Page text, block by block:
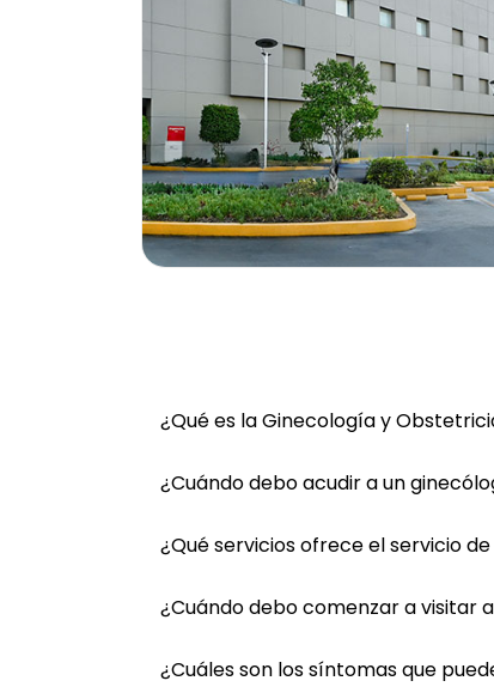
¿Qué es la Ginecología y
¿Cuándo debo acudir a un
¿Qué servicios ofrece el servicio
¿Cuándo debo comenzar a visitar
¿Cuáles son los síntomas que